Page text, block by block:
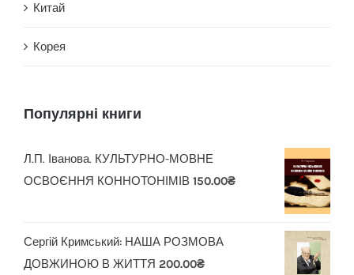
Китай
Корея
Популярні книги
Л.П. Іванова. КУЛЬТУРНО-МОВНЕ
ОСВОЄННЯ КОННОТОНІМІВ 150.00₴
Сергій Кримський: НАША РОЗМОВА
ДОВЖИНОЮ В ЖИТТЯ 200.00₴